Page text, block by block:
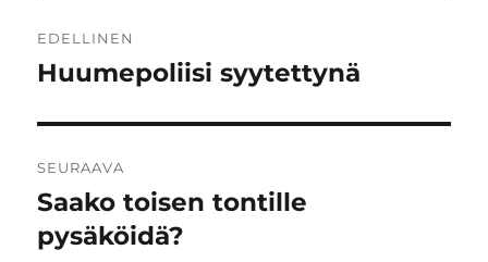
selaus
EDELLINEN
Edellinen
Huumepoliisi syytettynä
SEURAAVA
Seuraava
artikkeli:
Saako toisen tontille
pysäköidä?